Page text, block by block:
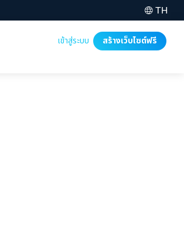
TH
เข้าสู่ระบบ สร้างเว็บไซต์ฟรี